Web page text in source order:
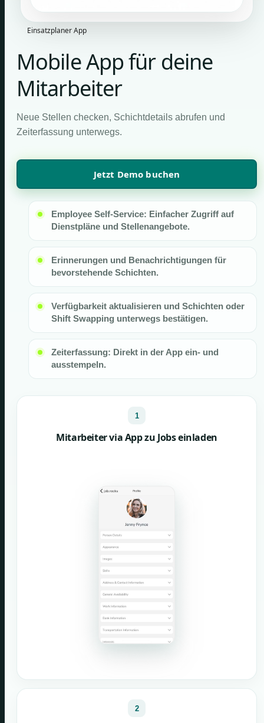
Einsatzplaner App
Mobile App für deine
Mitarbeiter
Neue Stellen checken, Schichtdetails abrufen und
Zeiterfassung unterwegs.
Jetzt Demo buchen
Employee Self-Service: Einfacher Zugriff auf
Dienstpläne und Stellenangebote.
Erinnerungen und Benachrichtigungen für
bevorstehende Schichten.
Verfügbarkeit aktualisieren und Schichten oder
Shift Swapping unterwegs bestätigen.
Zeiterfassung: Direkt in der App ein- und
ausstempeln.
1
Mitarbeiter via App zu Jobs einladen
2